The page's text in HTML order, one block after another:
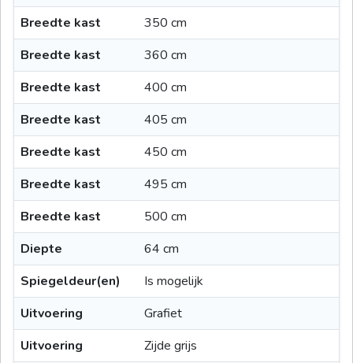
Breedte kast
350 cm
Breedte kast
360 cm
Breedte kast
400 cm
Breedte kast
405 cm
Breedte kast
450 cm
Breedte kast
495 cm
Breedte kast
500 cm
Diepte
64 cm
Spiegeldeur(en)
Is mogelijk
Uitvoering
Grafiet
Uitvoering
Zijde grijs